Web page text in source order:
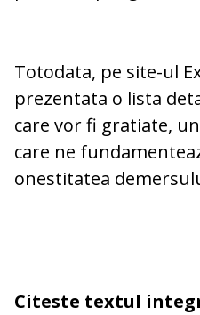
Totodata, pe site-ul
prezentata o lista
care vor fi gratiate,
care ne
onestitatea
Citeste textul